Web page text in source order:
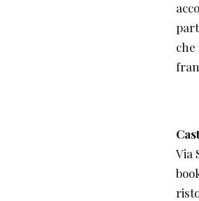
Via